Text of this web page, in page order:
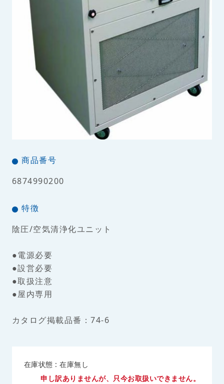
商品番号
6874990200
特徴
陰圧/空気清浄化ユニット
●電源必要
●設営必要
●取扱注意
●屋内専用
カタログ掲載品番：74-6
在庫状態 : 在庫無し
申し訳ありませんが、只今お取扱いできません。